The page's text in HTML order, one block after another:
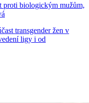
proti biologickým mužům,
transgender žen v
ligy i od